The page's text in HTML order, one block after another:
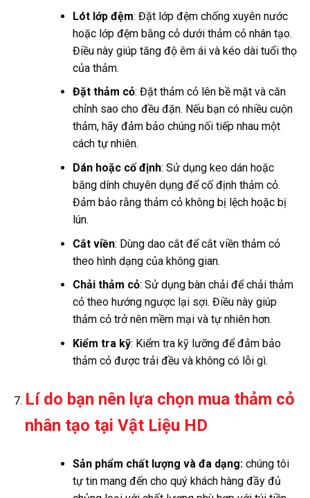
Lót lớp đệm: Đặt lớp đệm chống xuyên nước
hoặc lớp đệm bằng cỏ dưới thảm cỏ nhân tạo.
Điều này giúp tăng độ êm ái và kéo dài tuổi thọ
của thảm.
Đặt thảm cỏ: Đặt thảm cỏ lên bề mặt và căn
chỉnh sao cho đều đặn. Nếu bạn có nhiều cuộn
thảm, hãy đảm bảo chúng nối tiếp nhau một
cách tự nhiên.
Dán hoặc cố định: Sử dụng keo dán hoặc
băng dính chuyên dụng để cố định thảm cỏ.
Đảm bảo rằng thảm cỏ không bị lệch hoặc bị
lún.
Cắt viền: Dùng dao cắt để cắt viền thảm cỏ
theo hình dạng của không gian.
Chải thảm cỏ: Sử dụng bàn chải để chải thảm
cỏ theo hướng ngược lại sợi. Điều này giúp
thảm cỏ trở nên mềm mại và tự nhiên hơn.
Kiểm tra kỹ: Kiểm tra kỹ lưỡng để đảm bảo
thảm cỏ được trải đều và không có lỗi gì.
Lí do bạn nên lựa chọn mua thảm cỏ
nhân tạo tại Vật Liệu HD
Sản phẩm chất lượng và đa dạng: chúng tôi
tự tin mang đến cho quý khách hàng đầy đủ